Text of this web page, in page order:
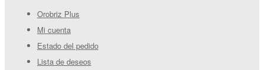
Orobriz Plus
Mi cuenta
Estado del pedido
Lista de deseos